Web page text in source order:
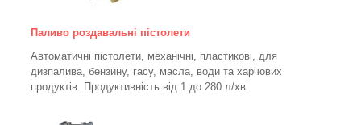
Паливо роздавальні пістолети
Автоматичні пістолети, механічні, пластикові, для
дизпалива, бензину, гасу, масла, води та харчових
продуктів. Продуктивність від 1 до 280 л/хв.